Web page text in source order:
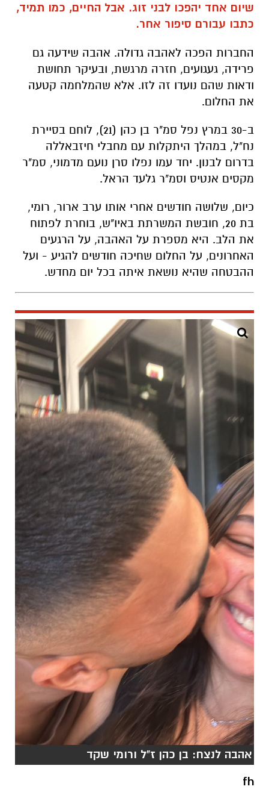
פרידה, געגועים, חזרה מרגשת, ובעיקר תחושת
ודאות שהם נועדו זה לזו. אלא שהמלחמה קטעה
ב-30 במרץ נפל סמ"ר בן כהן (21), לוחם בסיירת
נח"ל, במהלך היתקלות עם מחבלי חיזבאללה
בדרום לבנון. יחד עמו נפלו סרן נועם מדמוני, סמ"ר
כיום, שלושה חודשים אחרי אותו ערב ארור, רומי,
בת 20, חובשת המשרתת באיו"ש, בוחרת לפתוח
את הלב. היא מספרת על האהבה, על הרגעים
ההבטחה שהיא נושאת איתה בכל יום מחדש.
אהבה לנצח: בן כהן ז"ל ורומי שקד
fh
"היינו החברים הכי טובים בעולם"